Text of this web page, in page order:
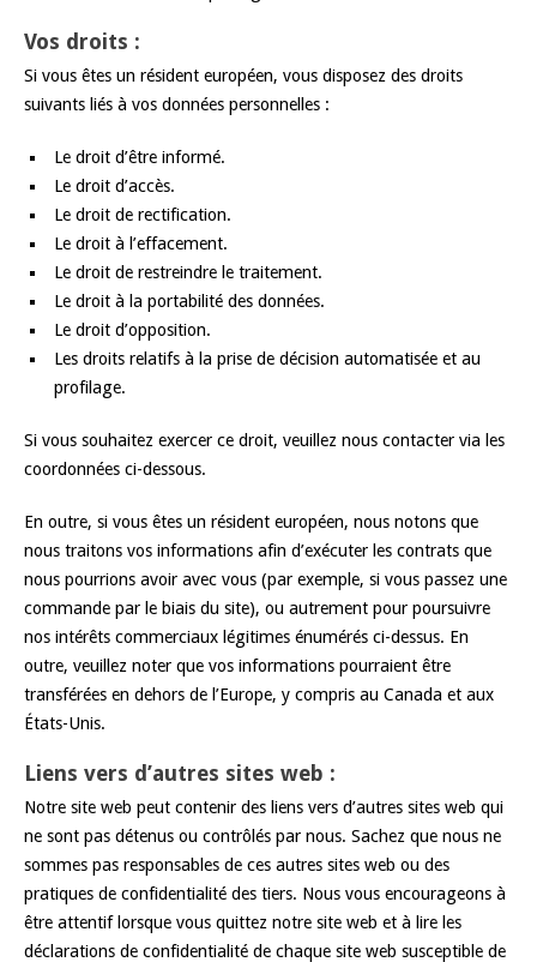
Vos droits :
Si vous êtes un résident européen, vous disposez des droits
suivants liés à vos données personnelles :
Le droit d’être informé.
Le droit d’accès.
Le droit de rectification.
Le droit à l’effacement.
Le droit de restreindre le traitement.
Le droit à la portabilité des données.
Le droit d’opposition.
Les droits relatifs à la prise de décision automatisée et au
profilage.
Si vous souhaitez exercer ce droit, veuillez nous contacter via les
coordonnées ci-dessous.
En outre, si vous êtes un résident européen, nous notons que
nous traitons vos informations afin d’exécuter les contrats que
nous pourrions avoir avec vous (par exemple, si vous passez une
commande par le biais du site), ou autrement pour poursuivre
nos intérêts commerciaux légitimes énumérés ci-dessus. En
outre, veuillez noter que vos informations pourraient être
transférées en dehors de l’Europe, y compris au Canada et aux
États-Unis.
Liens vers d’autres sites web :
Notre site web peut contenir des liens vers d’autres sites web qui
ne sont pas détenus ou contrôlés par nous. Sachez que nous ne
sommes pas responsables de ces autres sites web ou des
pratiques de confidentialité des tiers. Nous vous encourageons à
être attentif lorsque vous quittez notre site web et à lire les
déclarations de confidentialité de chaque site web susceptible de